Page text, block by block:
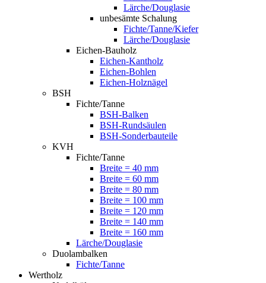
Lärche/Douglasie
unbesämte Schalung
Fichte/Tanne/Kiefer
Lärche/Douglasie
Eichen-Bauholz
Eichen-Kantholz
Eichen-Bohlen
Eichen-Holznägel
BSH
Fichte/Tanne
BSH-Balken
BSH-Rundsäulen
BSH-Sonderbauteile
KVH
Fichte/Tanne
Breite = 40 mm
Breite = 60 mm
Breite = 80 mm
Breite = 100 mm
Breite = 120 mm
Breite = 140 mm
Breite = 160 mm
Lärche/Douglasie
Duolambalken
Fichte/Tanne
Wertholz